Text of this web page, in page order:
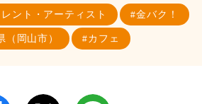
レント・アーティスト 金バク！
（岡山市） カフェ